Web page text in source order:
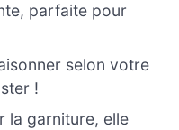
parfaite pour
selon votre
!
la garniture, elle